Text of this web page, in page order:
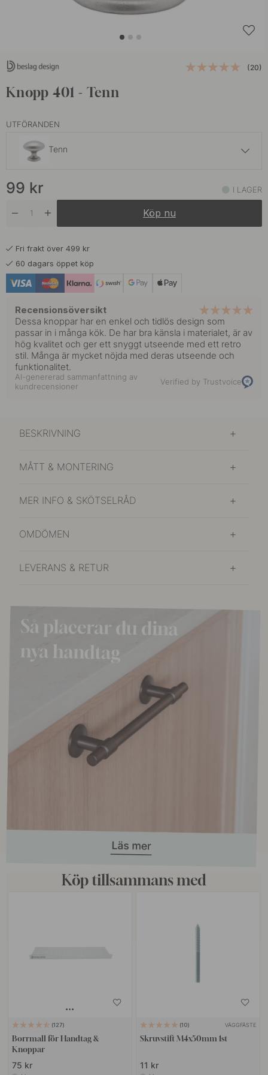
(20)
Knopp 401 - Tenn
UTFÖRANDEN
Tenn
I lager
I lager
Förnicklad
Polerad Mässing 149 kr
Rostfritt Stål Finish I lager
99 kr I LAGER
Köp nu
Fri frakt över 499 kr
60 dagars öppet köp
Recensionsöversikt
Dessa knoppar har en enkel och tidlös design som
passar in i många kök. De har bra känsla i materialet, är av
hög kvalitet och ger ett snyggt utseende med ett retro
stil. Många är mycket nöjda med deras utseende och
funktionalitet.
AI-genererad sammanfattning av
kundrecensioner
Verified by Trustvoice
BESKRIVNING
MÅTT & MONTERING
MER INFO & SKÖTSELRÅD
OMDÖMEN
LEVERANS & RETUR
Köp tillsammans med
127
Borrmall för Handtag &
Knoppar
75 kr
10 VÄGGFÄSTE
Skruvstift M4x50mm 1st
11 kr